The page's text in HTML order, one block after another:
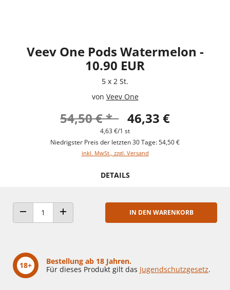
Veev One Pods Watermelon -
10.90 EUR
5 x 2 St.
von Veev One
54,50 € * 46,33 €
4,63 €/1 st
Niedrigster Preis der letzten 30 Tage: 54,50 €
inkl. MwSt., zzgl. Versand
DETAILS
ANZAHL VERRINGERNANZAHL ERHÖHEN
IN DEN WARENKORB
18+
Bestellung ab 18 Jahren.
Für dieses Produkt gilt das Jugendschutzgesetz.